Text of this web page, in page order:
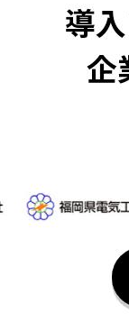
導
企